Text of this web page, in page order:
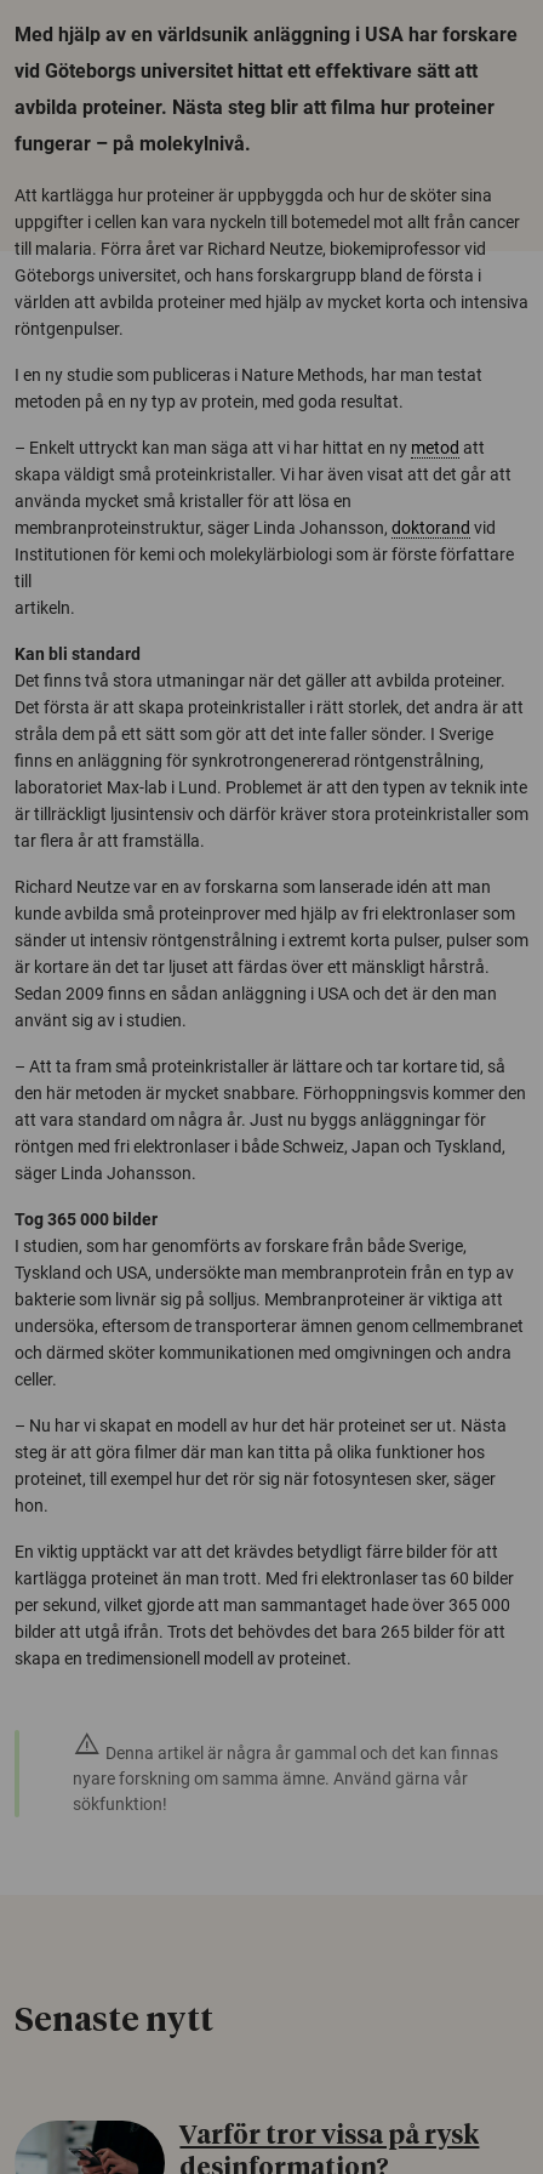
Med hjälp av en världsunik anläggning i USA har forskare
vid Göteborgs universitet hittat ett effektivare sätt att
avbilda proteiner. Nästa steg blir att filma hur proteiner
fungerar – på molekylnivå.
Att kartlägga hur proteiner är uppbyggda och hur de sköter sina
uppgifter i cellen kan vara nyckeln till botemedel mot allt från cancer
till malaria. Förra året var Richard Neutze, biokemiprofessor vid
Göteborgs universitet, och hans forskargrupp bland de första i
världen att avbilda proteiner med hjälp av mycket korta och intensiva
röntgenpulser.
I en ny studie som publiceras i Nature Methods, har man testat
metoden på en ny typ av protein, med goda resultat.
– Enkelt uttryckt kan man säga att vi har hittat en ny metod att
skapa väldigt små proteinkristaller. Vi har även visat att det går att
använda mycket små kristaller för att lösa en
membranproteinstruktur, säger Linda Johansson, doktorand vid
Institutionen för kemi och molekylärbiologi som är förste författare
till
artikeln.
Kan bli standard
Det finns två stora utmaningar när det gäller att avbilda proteiner.
Det första är att skapa proteinkristaller i rätt storlek, det andra är att
stråla dem på ett sätt som gör att det inte faller sönder. I Sverige
finns en anläggning för synkrotrongenererad röntgenstrålning,
laboratoriet Max-lab i Lund. Problemet är att den typen av teknik inte
är tillräckligt ljusintensiv och därför kräver stora proteinkristaller som
tar flera år att framställa.
Richard Neutze var en av forskarna som lanserade idén att man
kunde avbilda små proteinprover med hjälp av fri elektronlaser som
sänder ut intensiv röntgenstrålning i extremt korta pulser, pulser som
är kortare än det tar ljuset att färdas över ett mänskligt hårstrå.
Sedan 2009 finns en sådan anläggning i USA och det är den man
använt sig av i studien.
– Att ta fram små proteinkristaller är lättare och tar kortare tid, så
den här metoden är mycket snabbare. Förhoppningsvis kommer den
att vara standard om några år. Just nu byggs anläggningar för
röntgen med fri elektronlaser i både Schweiz, Japan och Tyskland,
säger Linda Johansson.
Tog 365 000 bilder
I studien, som har genomförts av forskare från både Sverige,
Tyskland och USA, undersökte man membranprotein från en typ av
bakterie som livnär sig på solljus. Membranproteiner är viktiga att
undersöka, eftersom de transporterar ämnen genom cellmembranet
och därmed sköter kommunikationen med omgivningen och andra
celler.
– Nu har vi skapat en modell av hur det här proteinet ser ut. Nästa
steg är att göra filmer där man kan titta på olika funktioner hos
proteinet, till exempel hur det rör sig när fotosyntesen sker, säger
hon.
En viktig upptäckt var att det krävdes betydligt färre bilder för att
kartlägga proteinet än man trott. Med fri elektronlaser tas 60 bilder
per sekund, vilket gjorde att man sammantaget hade över 365 000
bilder att utgå ifrån. Trots det behövdes det bara 265 bilder för att
skapa en tredimensionell modell av proteinet.
warning Denna artikel är några år gammal och det kan finnas
nyare forskning om samma ämne. Använd gärna vår
sökfunktion!
Senaste nytt
Varför tror vissa på rysk